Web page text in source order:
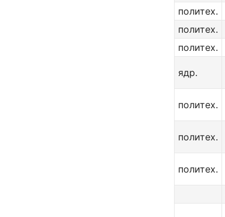
политех.
политех.
политех.
ядр.
политех.
политех.
политех.